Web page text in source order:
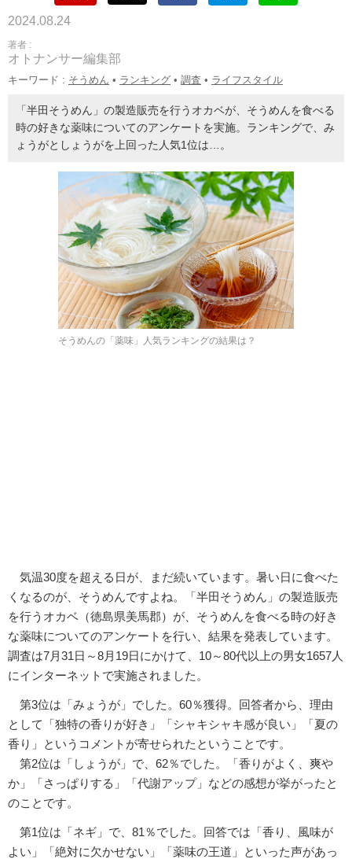
2024.08.24
著者 :
オトナンサー編集部
キーワード : そうめん • ランキング • 調査 • ライフスタイル
「半田そうめん」の製造販売を行うオカベが、そうめんを食べる
時の好きな薬味についてのアンケートを実施。ランキングで、み
ょうがとしょうがを上回った人気1位は…。
そうめんの「薬味」人気ランキングの結果は？
気温30度を超える日が、まだ続いています。暑い日に食べた
くなるのが、そうめんですよね。「半田そうめん」の製造販売
を行うオカベ（徳島県美馬郡）が、そうめんを食べる時の好き
な薬味についてのアンケートを行い、結果を発表しています。
調査は7月31日～8月19日にかけて、10～80代以上の男女1657人
にインターネットで実施されました。
第3位は「みょうが」でした。60％獲得。回答者から、理由
として「独特の香りが好き」「シャキシャキ感が良い」「夏の
香り」というコメントが寄せられたということです。
第2位は「しょうが」で、62％でした。「香りがよく、爽や
か」「さっぱりする」「代謝アップ」などの感想が挙がったと
のことです。
第1位は「ネギ」で、81％でした。回答では「香り、風味が
よい」「絶対に欠かせない」「薬味の王道」といった声があっ